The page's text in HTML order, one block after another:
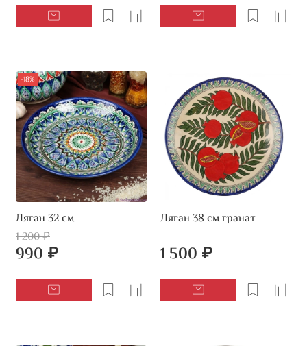
-18%
Ляган 32 см
1 200 ₽
990 ₽
Ляган 38 см гранат
1 500 ₽